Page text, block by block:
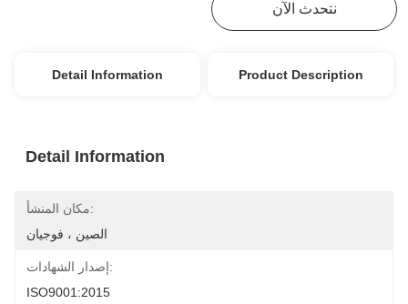
نتحدث الآن
Detail Information Product Description
Detail Information
مكان المنشأ:
الصين ، فوجيان
إصدار الشهادات:
ISO9001:2015